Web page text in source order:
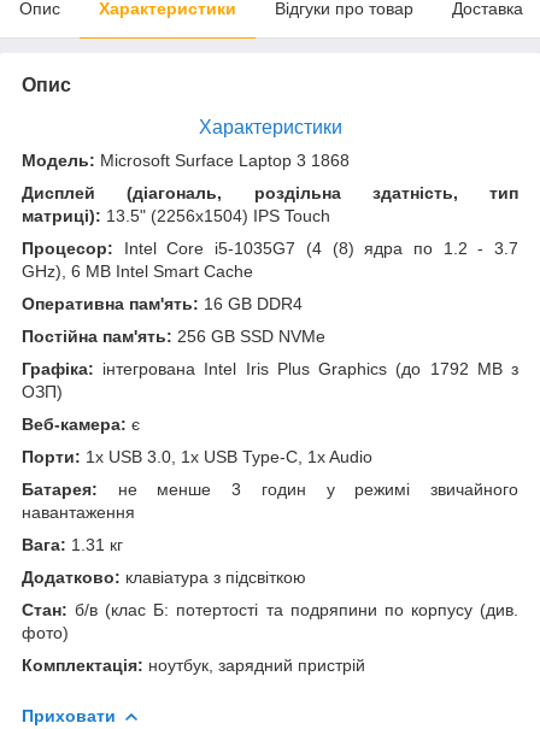
Опис Характеристики Відгуки про товар Доставка
Опис
Характеристики
Модель: Microsoft Surface Laptop 3 1868
Дисплей (діагональ, роздільна здатність, тип
матриці): 13.5" (2256x1504) IPS Touch
Процесор: Intel Core i5-1035G7 (4 (8) ядра по 1.2 - 3.7
GHz), 6 MB Intel Smart Cache
Оперативна пам'ять: 16 GB DDR4
Постійна пам'ять: 256 GB SSD NVMe
Графіка: інтегрована Intel Iris Plus Graphics (до 1792 MB з
ОЗП)
Веб-камера: є
Порти: 1x USB 3.0, 1x USB Type-C, 1x Audio
Батарея: не менше 3 годин у режимі звичайного
навантаження
Вага: 1.31 кг
Додатково: клавіатура з підсвіткою
Стан: б/в (клас Б: потертості та подряпини по корпусу (див.
фото)
Комплектація: ноутбук, зарядний пристрій
Приховати